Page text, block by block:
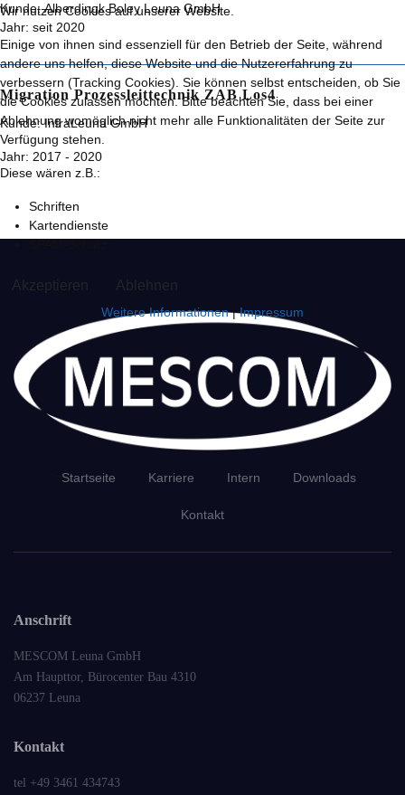
Kunde:Alberdingk Boley Leuna GmbH
Jahr: seit 2020
Migration Prozessleittechnik ZAB Los4
Kunde:InfraLeuna GmbH
Jahr: 2017 - 2020
Startseite Karriere Intern Downloads
Kontakt
Anschrift
MESCOM Leuna GmbH
Am Haupttor, Bürocenter Bau 4310
06237 Leuna
Kontakt
tel +49 3461 434743
Wir nutzen Cookies auf unserer Website.
Einige von ihnen sind essenziell für den Betrieb der Seite, während
andere uns helfen, diese Website und die Nutzererfahrung zu
verbessern (Tracking Cookies). Sie können selbst entscheiden, ob Sie
die Cookies zulassen möchten. Bitte beachten Sie, dass bei einer
Ablehnung womöglich nicht mehr alle Funktionalitäten der Seite zur
Verfügung stehen.
Diese wären z.B.:
Schriften
Kartendienste
SPAM-Schutz
Akzeptieren Ablehnen
Weitere Informationen|Impressum